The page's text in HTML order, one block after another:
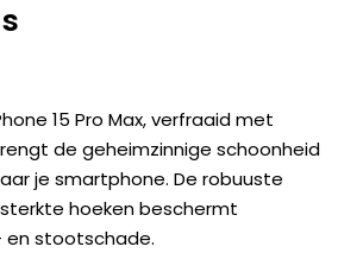
15 Pro Max, verfraaid met
de geheimzinnige schoonheid
je smartphone. De robuuste
hoeken beschermt
stootschade.